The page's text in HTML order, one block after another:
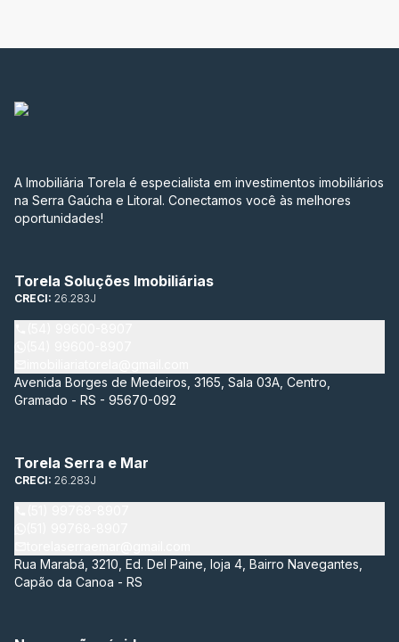
A Imobiliária Torela é especialista em investimentos imobiliários
na Serra Gaúcha e Litoral. Conectamos você às melhores
oportunidades!
Torela Soluções Imobiliárias
CRECI: 26.283J
Avenida Borges de Medeiros, 3165, Sala 03A, Centro,
Gramado - RS - 95670-092
Torela Serra e Mar
CRECI: 26.283J
Rua Marabá, 3210, Ed. Del Paine, loja 4, Bairro Navegantes,
Capão da Canoa - RS